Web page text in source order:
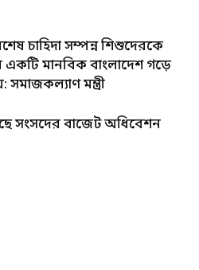
চাহিদা সম্পন্ন শিশুদেরকে
একটি মানবিক বাংলাদেশ গড়ে
সমাজকল্যাণ মন্ত্রী
সংসদের বাজেট অধিবেশন